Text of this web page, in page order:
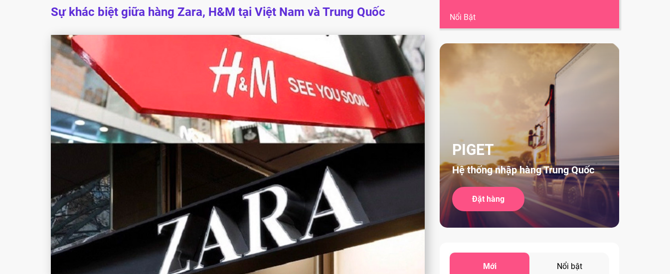
Sự khác biệt giữa hàng Zara, H&M tại Việt Nam và Trung Quốc Nổi Bật
PIGET
Hệ thống nhập hàng Trung Quốc
Đặt hàng
Mới Nổi bật